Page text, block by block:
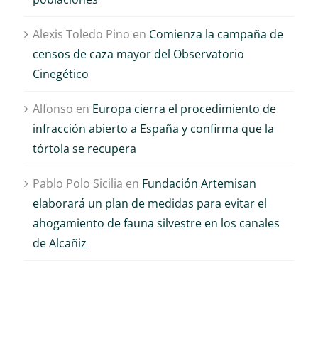
Alexis Toledo Pino en Comienza la campaña de
censos de caza mayor del Observatorio
Cinegético
Alfonso en Europa cierra el procedimiento de
infracción abierto a España y confirma que la
tórtola se recupera
Pablo Polo Sicilia en Fundación Artemisan
elaborará un plan de medidas para evitar el
ahogamiento de fauna silvestre en los canales
de Alcañiz